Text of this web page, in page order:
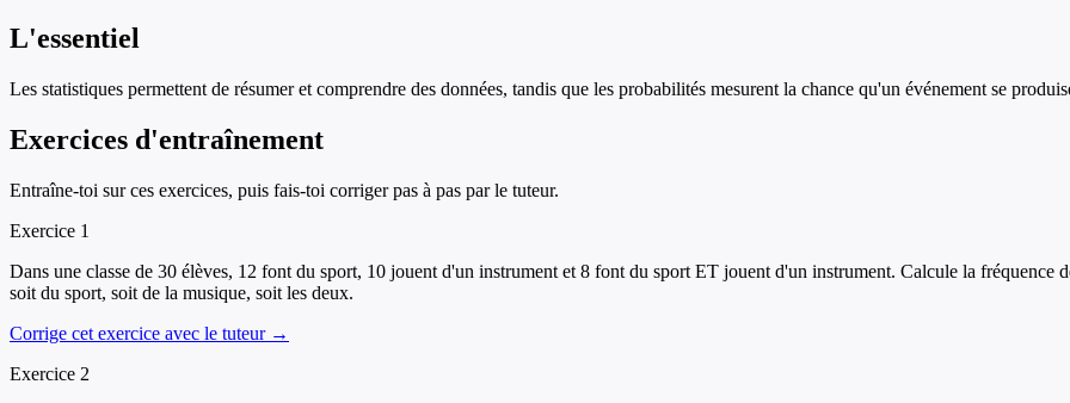
L'essentiel
Les statistiques permettent de résumer et comprendre des données, tandis que les probabilités mesurent la chance qu'un événement se
Exercices d'entraînement
Entraîne-toi sur ces exercices, puis fais-toi corriger pas à pas par le tuteur.
Exercice 1
Dans une classe de 30 élèves, 12 font du sport, 10 jouent d'un instrument et 8 font du sport ET jouent d'un instrument. Calcule la fréquence
soit du sport, soit de la musique, soit les deux.
Corrige cet exercice avec le tuteur →
Exercice 2